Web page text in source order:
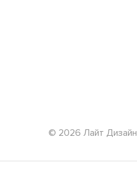
© 2026 Лайт